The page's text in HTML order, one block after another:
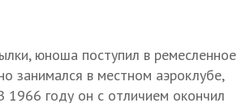
юноша поступил в ремесленное
занимался в местном аэроклубе,
году он с отличием окончил